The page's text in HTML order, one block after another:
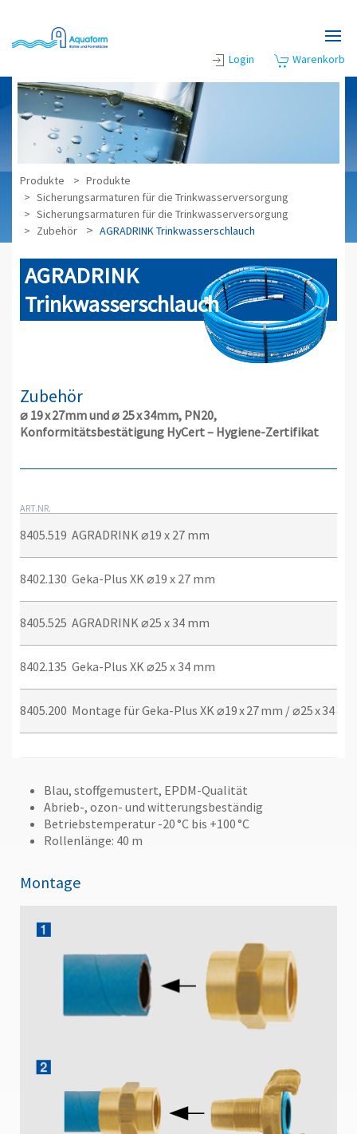
Zum Hauptinhalt springen
Login Warenkorb
Produkte
Produkte
Sicherungsarmaturen für die Trinkwasserversorgung
Sicherungsarmaturen für die Trinkwasserversorgung
Zubehör
AGRADRINK Trinkwasserschlauch
AGRADRINK
Trinkwasserschlauch
Zubehör
⌀ 19 x 27mm und ⌀ 25 x 34mm, PN20,
Konformitätsbestätigung HyCert – Hygiene-Zertifikat
ART.NR.
8405.519 AGRADRINK ⌀19 x 27 mm
8402.130 Geka-Plus XK ⌀19 x 27 mm
8405.525 AGRADRINK ⌀25 x 34 mm
8402.135 Geka-Plus XK ⌀25 x 34 mm
8405.200 Montage für Geka-Plus XK ⌀19 x 27 mm / ⌀25 x 34
Blau, stoffgemustert, EPDM-Qualität
Abrieb-, ozon- und witterungsbeständig
Betriebstemperatur -20 °C bis +100 °C
Rollenlänge: 40 m
Montage